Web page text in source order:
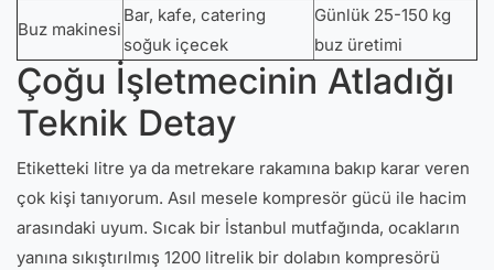
Buz makinesi
Bar, kafe, catering
soğuk içecek
Günlük 25-150 kg
buz üretimi
Çoğu İşletmecinin Atladığı
Teknik Detay
Etiketteki litre ya da metrekare rakamına bakıp karar veren
çok kişi tanıyorum. Asıl mesele kompresör gücü ile hacim
arasındaki uyum. Sıcak bir İstanbul mutfağında, ocakların
yanına sıkıştırılmış 1200 litrelik bir dolabın kompresörü